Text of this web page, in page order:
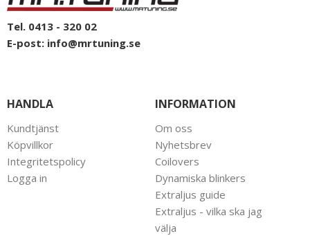
Tel. 0413 - 320 02
E-post: info@mrtuning.se
HANDLA
Kundtjänst
Köpvillkor
Integritetspolicy
Logga in
INFORMATION
Om oss
Nyhetsbrev
Coilovers
Dynamiska blinkers
Extraljus guide
Extraljus - vilka ska jag
välja